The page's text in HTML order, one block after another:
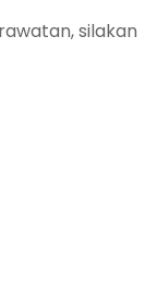
silakan